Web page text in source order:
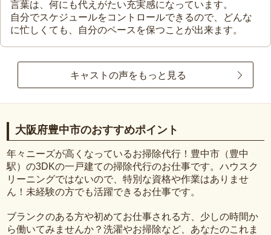
言葉は、何にも代えがたい充実感になっています。
自分でスケジュールをコントロールできるので、どんな
に忙しくても、自分のペースを保つことが出来ます。
キャストの声をもっと見る
大阪府豊中市のおすすめポイント
年々ニーズが高くなっているお掃除代行！豊中市（豊中
駅）の3DKの一戸建ての掃除代行のお仕事です。ハウスク
リーニングではないので、特別な資格や作業はありませ
ん！未経験の方でも活躍できるお仕事です。
ブランクのある方や初めてお仕事される方、少しの時間か
ら働いてみませんか？洗濯やお掃除など、あなたのこれま